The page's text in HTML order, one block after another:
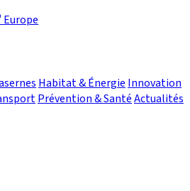
Europe
Habitat & Énergie Innovation
Prévention & SantéActualités